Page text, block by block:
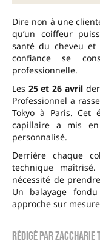
Dire non à une
qu’un coiffeur
santé du cheveu et
confiance se
professionnelle.
Les 25 et 26 avril
Professionnel a
Tokyo à Paris. Cet
capillaire a mis en
personnalisé.
Derrière chaque
technique
nécessité de
Un balayage
approche sur
Rédigé parzaccharie